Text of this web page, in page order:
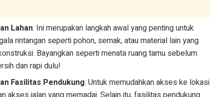
Lahan: Ini merupakan langkah awal yang penting untuk
rintangan seperti pohon, semak, atau material lain yang
Bayangkan seperti menata ruang tamu sebelum
dan rapi dulu!
Fasilitas Pendukung: Untuk memudahkan akses ke lokasi